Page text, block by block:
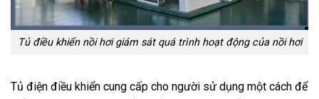
Tủ điều khiển nồi hơi giám sát quá trình hoạt động của nồi hơi
Tủ điện điều khiển cung cấp cho người sử dụng một cách để